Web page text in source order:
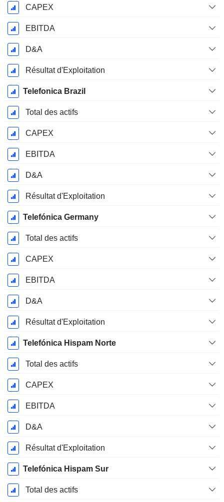
CAPEX
EBITDA
D&A
Résultat d'Exploitation
Telefonica Brazil
Total des actifs
CAPEX
EBITDA
D&A
Résultat d'Exploitation
Telefónica Germany
Total des actifs
CAPEX
EBITDA
D&A
Résultat d'Exploitation
Telefónica Hispam Norte
Total des actifs
CAPEX
EBITDA
D&A
Résultat d'Exploitation
Telefónica Hispam Sur
Total des actifs